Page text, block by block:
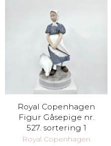
Royal Copenhagen
Figur Gåsepige nr.
527. sortering 1
Royal Copenhagen